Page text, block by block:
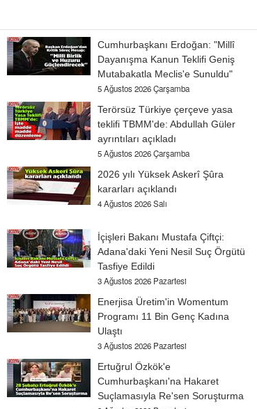
Cumhurbaşkanı Erdoğan: "Millî
Dayanışma Kanun Teklifi Geniş
Mutabakatla Meclis'e Sunuldu"
5 Ağustos 2026 Çarşamba
Terörsüz Türkiye çerçeve yasa
teklifi TBMM'de: Abdullah Güler
ayrıntıları açıkladı
5 Ağustos 2026 Çarşamba
2026 yılı Yüksek Askerî Şûra
kararları açıklandı
4 Ağustos 2026 Salı
İçişleri Bakanı Mustafa Çiftçi:
Adana'daki Yeni Nesil Suç Örgütü
Tasfiye Edildi
3 Ağustos 2026 Pazartesi
Enerjisa Üretim'in Womentum
Programı 11 Bin Genç Kadına
Ulaştı
3 Ağustos 2026 Pazartesi
Ertuğrul Özkök'e
Cumhurbaşkanı'na Hakaret
Suçlamasıyla Re'sen Soruşturma